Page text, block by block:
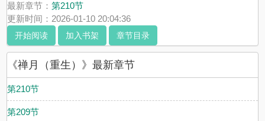
最新章节：第210节
更新时间：2026-01-10 20:04:36
开始阅读 加入书架 章节目录
《禅月（重生）》最新章节
第210节
第209节